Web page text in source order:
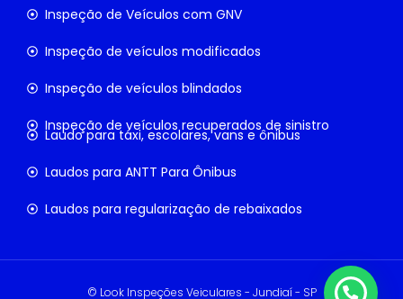
Inspeção de Veículos com GNV
Inspeção de veículos modificados
Inspeção de veículos blindados
Inspeção de veículos recuperados de sinistro
Laudo para táxi, escolares, vans e ônibus
Laudos para ANTT Para Ônibus
Laudos para regularização de rebaixados
© Look Inspeções Veiculares - Jundiaí - SP